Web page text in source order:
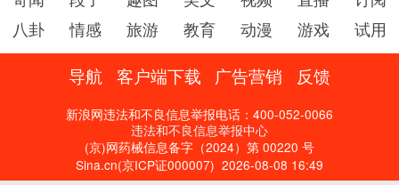
八卦
情感 旅游 教育 动漫 游戏 试用
导航 客户端下载 广告营销 反馈
新浪网违法和不良信息举报电话：400-052-0066
违法和不良信息举报中心
(京)网药械信息备字（2024）第 00220 号
Sina.cn(京ICP证000007) 2026-08-08 16:49